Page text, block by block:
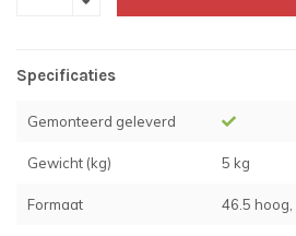
Specificaties
Gemonteerd geleverd
Gewicht (kg) 5 kg
Formaat 46.5